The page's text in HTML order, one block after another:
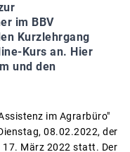
im BBV
Kurzlehrgang
Kurs an. Hier
und den
im Agrarbüro"
08.02.2022, der
März 2022 statt. Der